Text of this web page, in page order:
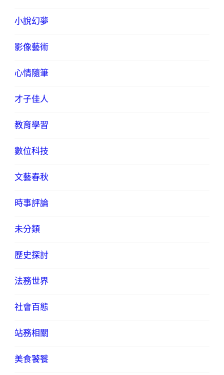
小說幻夢
影像藝術
心情隨筆
才子佳人
教育學習
數位科技
文藝春秋
時事評論
未分類
歷史探討
法務世界
社會百態
站務相關
美食饕餮